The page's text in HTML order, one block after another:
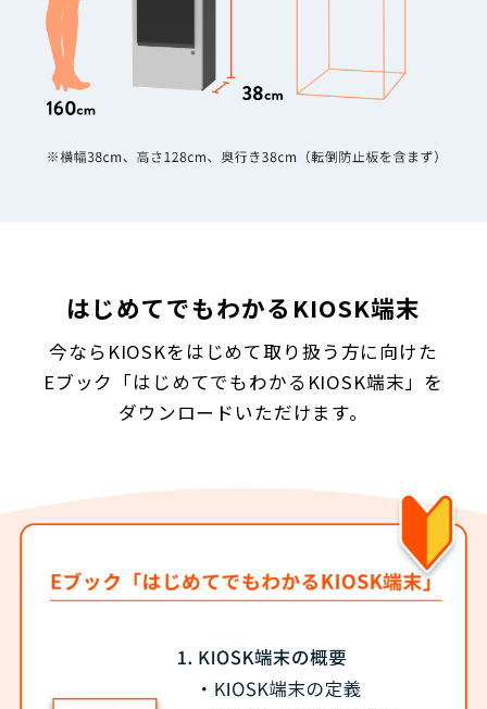
はじめてでもわかるKIOSK端末
今ならKIOSKをはじめて取り扱う方に向けた
Eブック 「はじめてでもわかるKIOSK端末」を
ダウンロードいただけます。